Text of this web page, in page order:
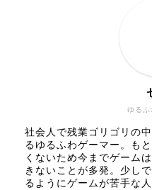
ゆるふ
社会人で残業ゴリゴリの
るゆるふわゲーマー。も
くないため今までゲーム
きないことが多発。少し
るようにゲームが苦手な